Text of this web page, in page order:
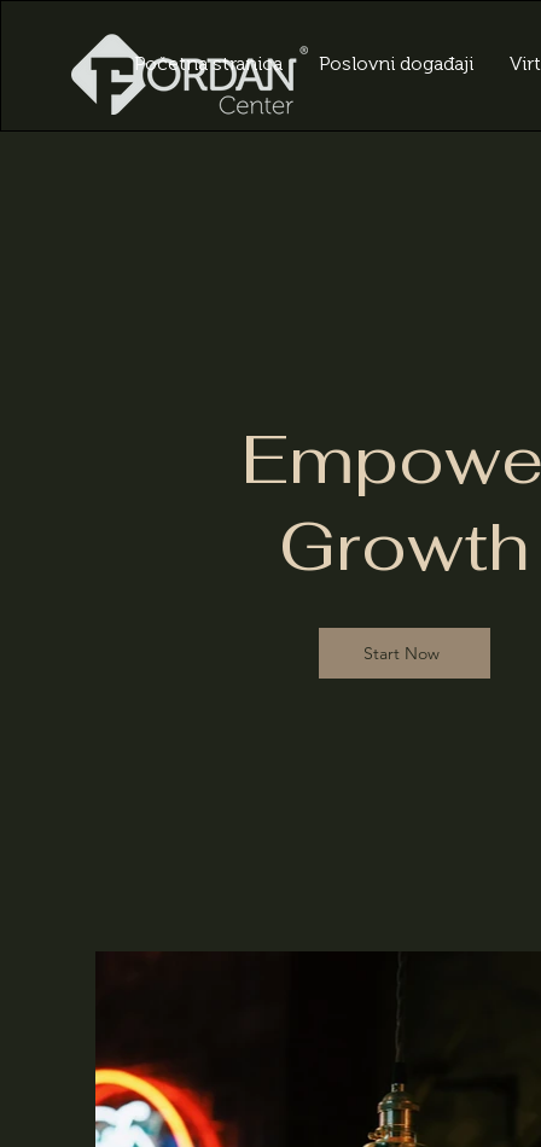
Početna stranica Poslovni događaji
Growth
Start Now